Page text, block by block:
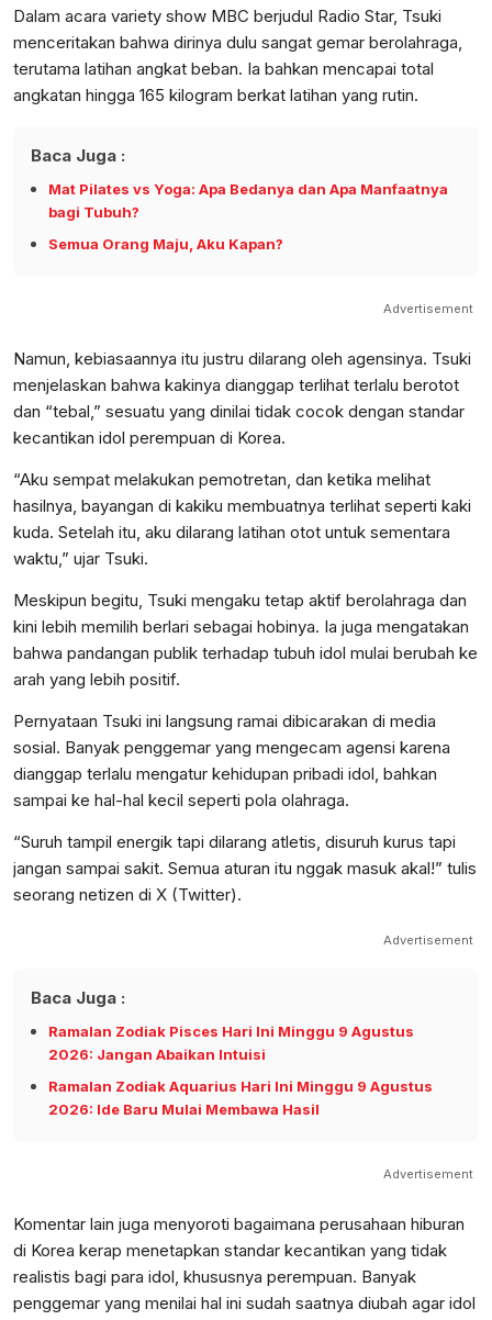
Dalam acara variety show MBC berjudul Radio Star, Tsuki
menceritakan bahwa dirinya dulu sangat gemar berolahraga,
terutama latihan angkat beban. Ia bahkan mencapai total
angkatan hingga 165 kilogram berkat latihan yang rutin.
Baca Juga :
Mat Pilates vs Yoga: Apa Bedanya dan Apa Manfaatnya
bagi Tubuh?
Semua Orang Maju, Aku Kapan?
Advertisement
Namun, kebiasaannya itu justru dilarang oleh agensinya. Tsuki
menjelaskan bahwa kakinya dianggap terlihat terlalu berotot
dan “tebal,” sesuatu yang dinilai tidak cocok dengan standar
kecantikan idol perempuan di Korea.
“Aku sempat melakukan pemotretan, dan ketika melihat
hasilnya, bayangan di kakiku membuatnya terlihat seperti kaki
kuda. Setelah itu, aku dilarang latihan otot untuk sementara
waktu,” ujar Tsuki.
Meskipun begitu, Tsuki mengaku tetap aktif berolahraga dan
kini lebih memilih berlari sebagai hobinya. Ia juga mengatakan
bahwa pandangan publik terhadap tubuh idol mulai berubah ke
arah yang lebih positif.
Pernyataan Tsuki ini langsung ramai dibicarakan di media
sosial. Banyak penggemar yang mengecam agensi karena
dianggap terlalu mengatur kehidupan pribadi idol, bahkan
sampai ke hal-hal kecil seperti pola olahraga.
“Suruh tampil energik tapi dilarang atletis, disuruh kurus tapi
jangan sampai sakit. Semua aturan itu nggak masuk akal!” tulis
seorang netizen di X (Twitter).
Advertisement
Baca Juga :
Ramalan Zodiak Pisces Hari Ini Minggu 9 Agustus
2026: Jangan Abaikan Intuisi
Ramalan Zodiak Aquarius Hari Ini Minggu 9 Agustus
2026: Ide Baru Mulai Membawa Hasil
Advertisement
Komentar lain juga menyoroti bagaimana perusahaan hiburan
di Korea kerap menetapkan standar kecantikan yang tidak
realistis bagi para idol, khususnya perempuan. Banyak
penggemar yang menilai hal ini sudah saatnya diubah agar idol